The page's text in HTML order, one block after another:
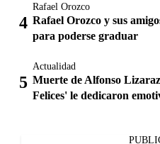
Rafael Orozco
Rafael Orozco y sus
para poderse graduar
Actualidad
Muerte de Alfonso
Felices' le dedicaron